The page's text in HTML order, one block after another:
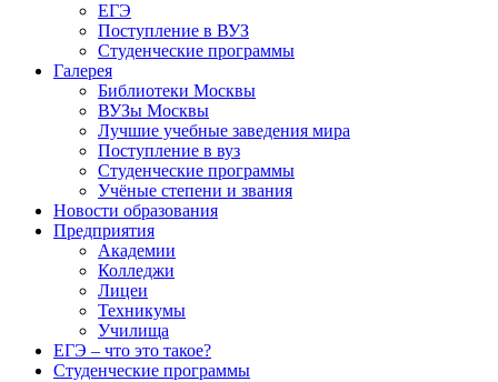
ЕГЭ
Поступление в ВУЗ
Студенческие программы
Галерея
Библиотеки Москвы
ВУЗы Москвы
Лучшие учебные заведения мира
Поступление в вуз
Студенческие программы
Учёные степени и звания
Новости образования
Предприятия
Академии
Колледжи
Лицеи
Техникумы
Училища
ЕГЭ – что это такое?
Студенческие программы